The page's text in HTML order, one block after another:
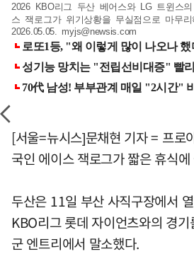
2026 KBO리그 두산 베어스와 LG 트윈스
스 잭로그가 위기상황을 무실점으로 마무
2026.05.05. myjs@newsis.com
[서울=뉴시스]문채현 기자 = 프로
국인 에이스 잭로그가 짧은 휴식
두산은 11일 부산 사직구장에서
KBO리그 롯데 자이언츠와의 경
군 엔트리에서 말소했다.